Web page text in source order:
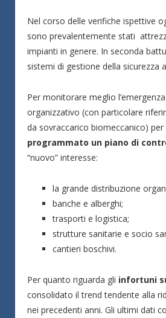
Nel corso delle verifiche ispettive
sono prevalentemente stati
impianti in genere. In seconda
sistemi di gestione della sicurezza
Per monitorare meglio
organizzativo (con particolare
da sovraccarico biomeccanico)
programmato un piano di
“nuovo” interesse:
la grande distribuzione
banche e alberghi;
trasporti e logistica;
strutture sanitarie e socio
cantieri boschivi.
Per quanto riguarda gli infortuni
consolidato il trend tendente alla
nei precedenti anni. Gli ultimi dati